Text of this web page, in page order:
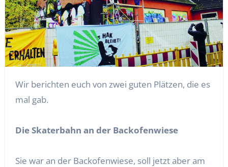
Wir berichten euch von zwei guten Plätzen, die es
mal gab.
Die Skaterbahn an der Backofenwiese
Sie war an der Backofenwiese, soll jetzt aber am